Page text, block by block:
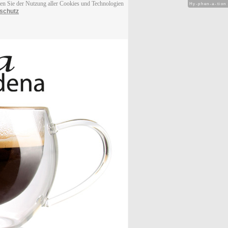
Sie der Nutzung aller Cookies und Technologien
Hy-phen-a-tion